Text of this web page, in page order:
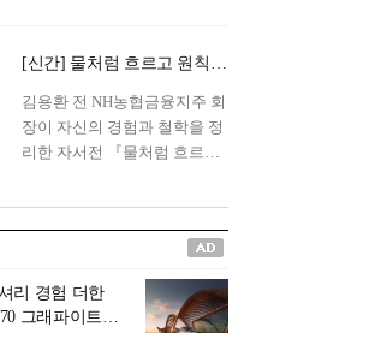
은퇴 설계를 가이드해 온 김경
록 옵투스자산운용의 고문이
신간 『은퇴연옥』을 내놓았
다.단테는 지옥을 '모든 희망을
록 고문은 새로운 시각을 제시
0년의 과도기는 지옥이 아니라
정화와 성장의 공간인 ‘은퇴연
[신간] 물처럼 흐르고 원칙으로 서다…김용환의 통찰을 담다
김용환 전 NH농협금융지주 회
장이 자신의 경험과 철학을 정
리한 자서전 『물처럼 흐르고
통 관료 출신으로 한국 금융의
주요 변곡점마다 중요한 역할
을 하고 금융 경영인으로서 큰
족적을 남긴 김 전 회장이 후배
세대에게 전하는 삶의 조언을
담은 인생 노트다.『물처럼 흐
리 경험 더한
그래파이트’